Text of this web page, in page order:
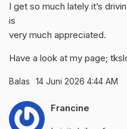
I get so much lately it’s
is
very much appreciated.
Have a look at my page;
Balas 14 Juni 2026 4:44 AM
Francine